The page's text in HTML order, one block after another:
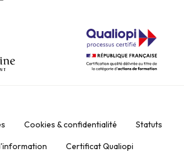
Cookies & confidentialité Statuts
Certificat Qualiopi